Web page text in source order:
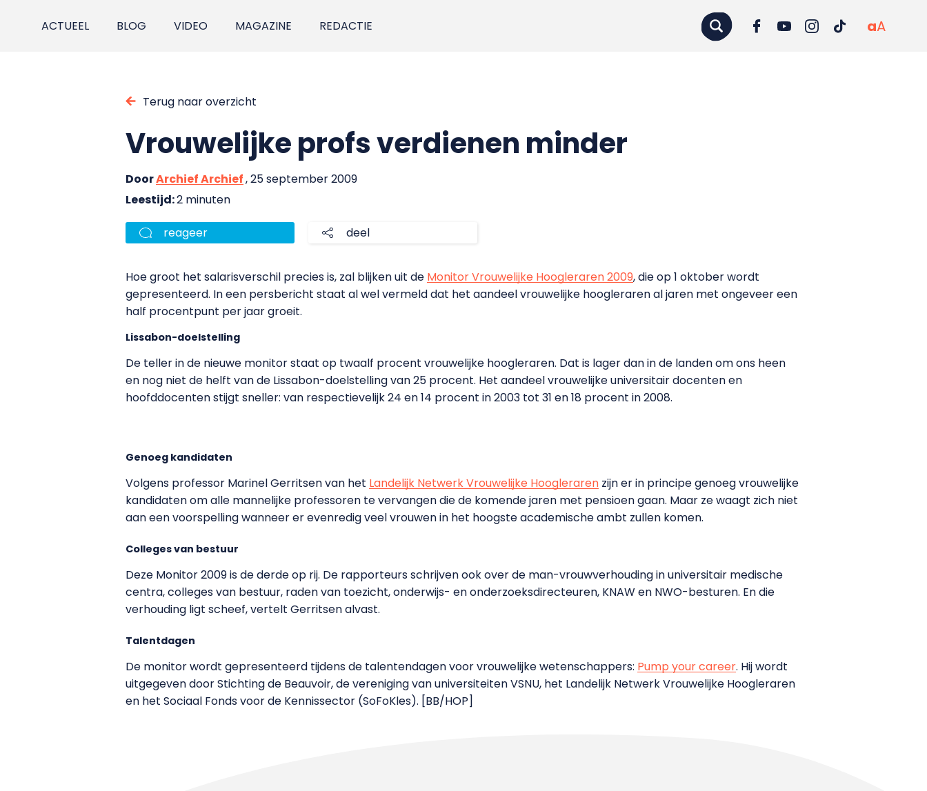
ACTUEEL BLOG VIDEO MAGAZINE REDACTIE aA
Terug naar overzicht
Vrouwelijke profs verdienen minder
DoorArchief Archief, 25 september 2009
Leestijd:2 minuten
reageer deel
Hoe groot het salarisverschil precies is, zal blijken uit de Monitor Vrouwelijke Hoogleraren 2009, die op 1 oktober wordt
gepresenteerd. In een persbericht staat al wel vermeld dat het aandeel vrouwelijke hoogleraren al jaren met ongeveer een
half procentpunt per jaar groeit.
Lissabon-doelstelling
De teller in de nieuwe monitor staat op twaalf procent vrouwelijke hoogleraren. Dat is lager dan in de landen om ons heen
en nog niet de helft van de Lissabon-doelstelling van 25 procent. Het aandeel vrouwelijke universitair docenten en
hoofddocenten stijgt sneller: van respectievelijk 24 en 14 procent in 2003 tot 31 en 18 procent in 2008.
Genoeg kandidaten
Volgens professor Marinel Gerritsen van het Landelijk Netwerk Vrouwelijke Hoogleraren zijn er in principe genoeg vrouwelijke
kandidaten om alle mannelijke professoren te vervangen die de komende jaren met pensioen gaan. Maar ze waagt zich niet
aan een voorspelling wanneer er evenredig veel vrouwen in het hoogste academische ambt zullen komen.
Colleges van bestuur
Deze Monitor 2009 is de derde op rij. De rapporteurs schrijven ook over de man-vrouwverhouding in universitair medische
centra, colleges van bestuur, raden van toezicht, onderwijs- en onderzoeksdirecteuren, KNAW en NWO-besturen. En die
verhouding ligt scheef, vertelt Gerritsen alvast.
Talentdagen
De monitor wordt gepresenteerd tijdens de talentendagen voor vrouwelijke wetenschappers: Pump your career. Hij wordt
uitgegeven door Stichting de Beauvoir, de vereniging van universiteiten VSNU, het Landelijk Netwerk Vrouwelijke Hoogleraren
en het Sociaal Fonds voor de Kennissector (SoFoKles). [BB/HOP]